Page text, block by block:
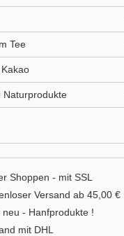
Tee
Naturprodukte
Shoppen - mit SSL
Versand ab 45,00 €
neu - Hanfprodukte !
mit DHL